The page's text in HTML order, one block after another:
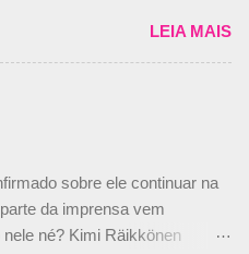
que Nelson Piquet havia
ações da Campos, dando,
no time a Nelsinho Piquet,
uma vez por todas por
diretor da escuderia. O
de Bruno Senna em
nós recebemos uma oferta
Audetto. “Mas depois de ter
LEIA MAIS
sobre ele continuar na
da imprensa vem
né? Kimi Räikkönen